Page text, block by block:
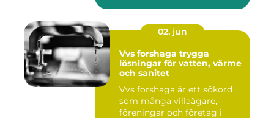
02. jun
Vvs forshaga trygga
lösningar för vatten, värme
och sanitet
Vvs forshaga är ett sökord
som många villaägare,
föreningar och företag i